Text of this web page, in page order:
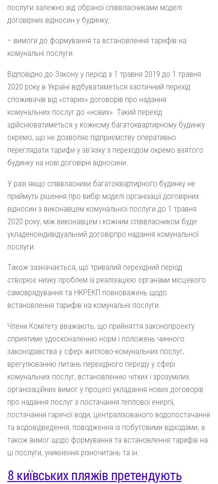
послуги залежно від обраної співвласниками моделі
договірних відносин у будинку;
– вимоги до формування та встановлення тарифів на
комунальні послуги.
Відповідно до Закону у період з 1 травня 2019 до 1 травня
2020 року в Україні відбуватиметься хаотичний перехід
споживачів від «старих» договорів про надання
комунальних послуг до «нових». Такий перехід
здійснюватиметься у кожному багатоквартирному будинку
окремо, що не дозволяє підприємству оперативно
переглядати тарифи у зв’язку з переходом окремо взятого
будинку на нові договірні відносини.
У разі якщо співвласники багатоквартирного будинку не
приймуть рішення про вибір моделі організації договірних
відносин з виконавцем комунальної послуги до 1 травня
2020 року, між виконавцем і кожним співвласником буде
укладеноіндивідуальний договірпро надання комунальної
послуги.
Також зазначається, що тривалий перехідний період
створює низку проблем із реалізацією органами місцевого
самоврядування та НКРЕКП повноважень щодо
встановлення тарифів на комунальні послуги.
Члени Комітету вважають, що прийняття законопроекту
сприятиме удосконаленню норм і положень чинного
законодавства у сфері житлово-комунальних послуг,
врегулюванню питань перехідного періоду у сфері
комунальних послуг, встановленню чітких і зрозумілих
організаційних вимог у процесі укладання нових договорів
про надання послуг з постачання теплової енергії,
постачання гарячої води, централізованого водопостачання
та водовідведення, поводження із побутовими відходами, а
також вимог щодо формування та встановлення тарифів на
ці послуги, уникнення різночитань та ін.
8 київських пляжів претендують